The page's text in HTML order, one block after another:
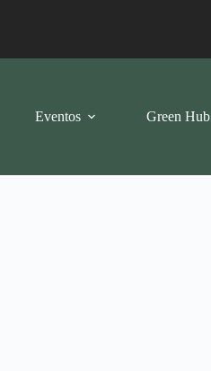
Eventos Green Hub